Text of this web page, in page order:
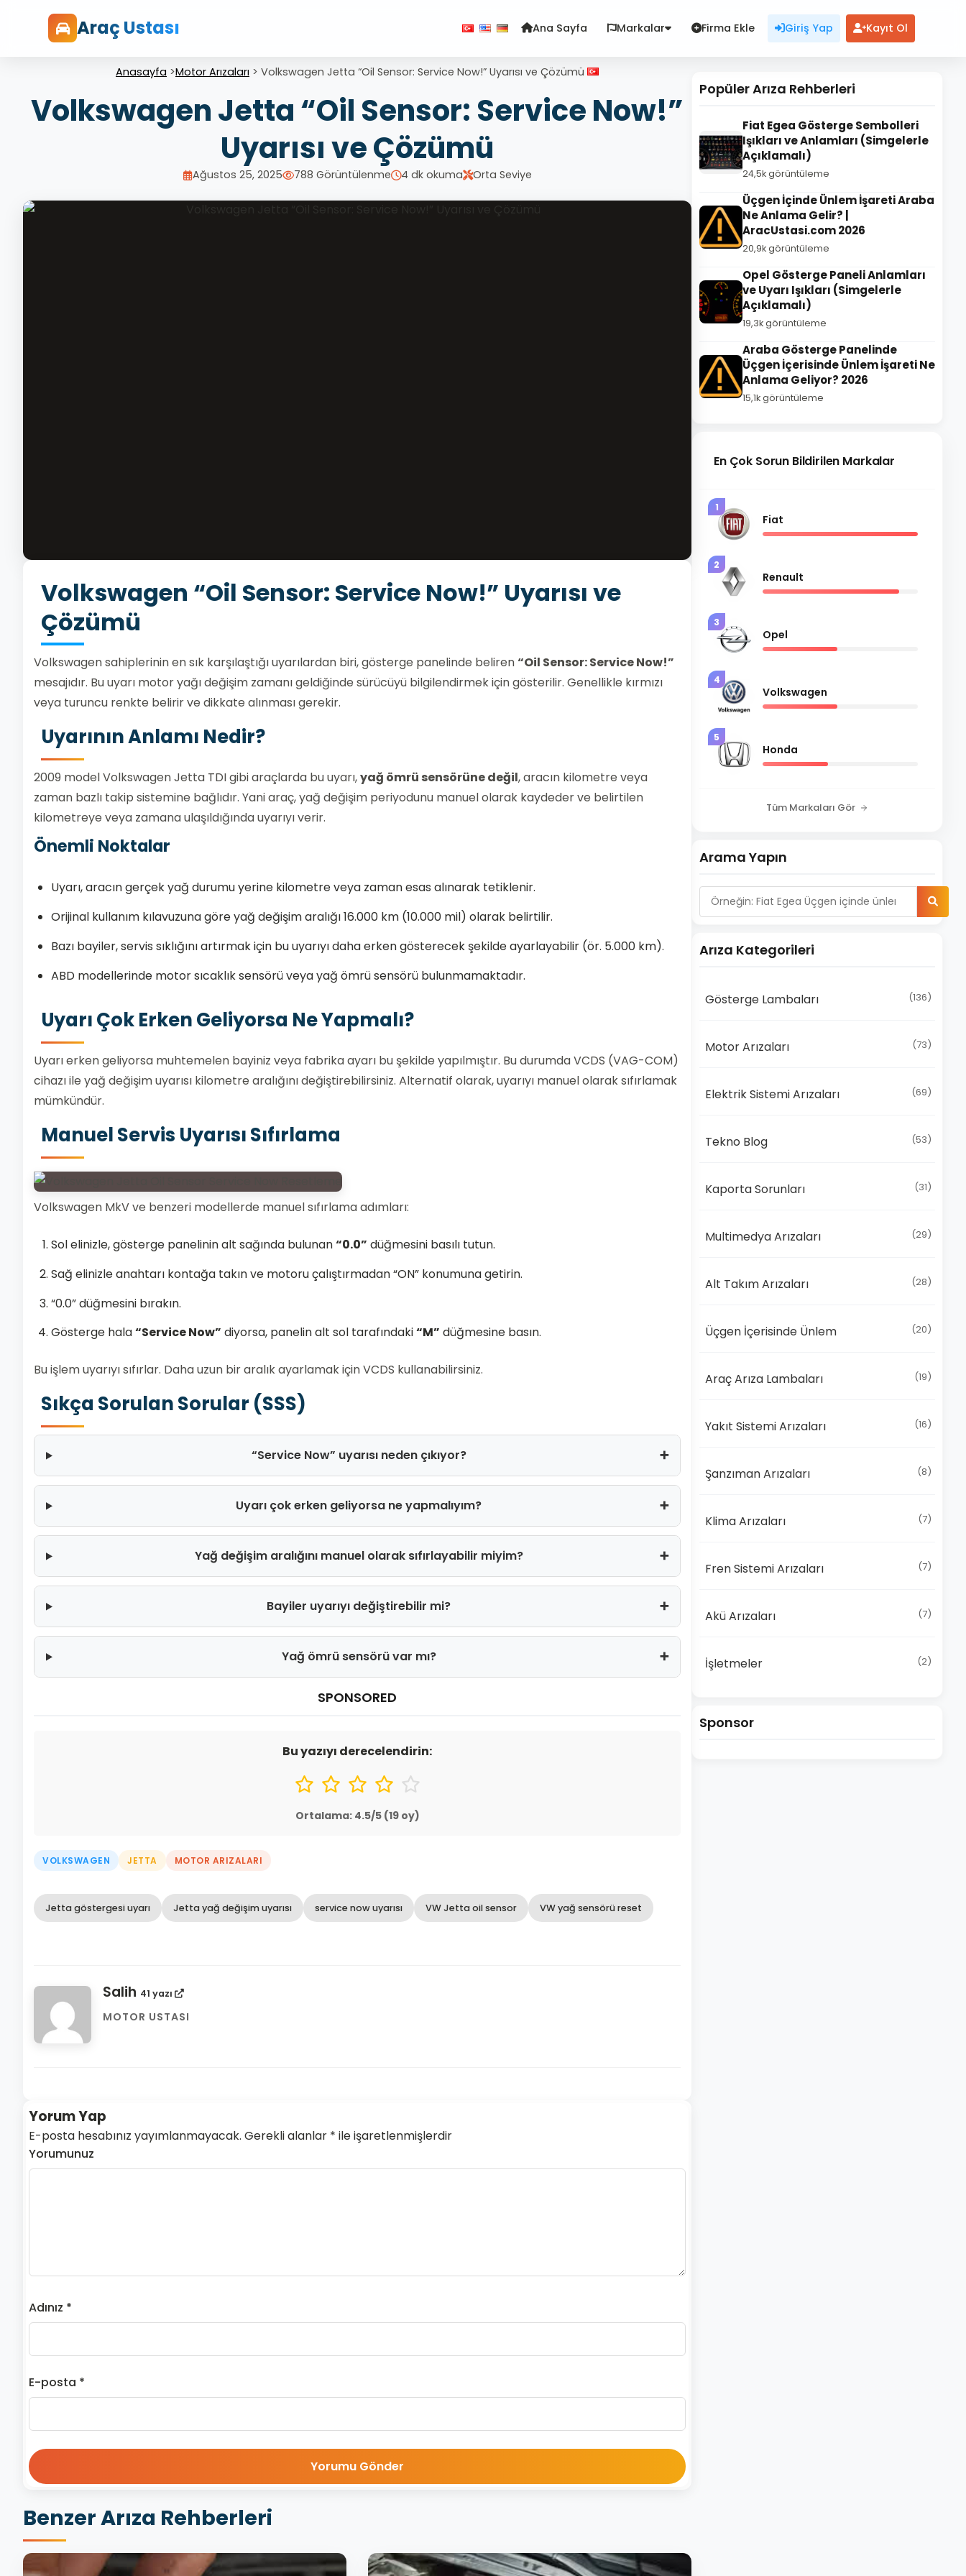
Araç Ustası Ana Sayfa Markalar Firma Ekle Giriş Yap Kayıt Ol
Anasayfa >Motor Arızaları > Volkswagen Jetta “Oil Sensor: Service Now!” Uyarısı ve Çözümü
Volkswagen Jetta “Oil Sensor: Service Now!”
Uyarısı ve Çözümü
Ağustos 25, 2025 788 Görüntülenme 4 dk okuma Orta Seviye
Volkswagen “Oil Sensor: Service Now!” Uyarısı ve
Çözümü
Volkswagen sahiplerinin en sık karşılaştığı uyarılardan biri, gösterge panelinde beliren“Oil Sensor: Service Now!”
mesajıdır. Bu uyarı motor yağı değişim zamanı geldiğinde sürücüyü bilgilendirmek için gösterilir. Genellikle kırmızı
veya turuncu renkte belirir ve dikkate alınması gerekir.
Uyarının Anlamı Nedir?
2009 model Volkswagen Jetta TDI gibi araçlarda bu uyarı,yağ ömrü sensörüne değil, aracın kilometre veya
zaman bazlı takip sistemine bağlıdır. Yani araç, yağ değişim periyodunu manuel olarak kaydeder ve belirtilen
kilometreye veya zamana ulaşıldığında uyarıyı verir.
Önemli Noktalar
Uyarı, aracın gerçek yağ durumu yerine kilometre veya zaman esas alınarak tetiklenir.
Orijinal kullanım kılavuzuna göre yağ değişim aralığı 16.000 km (10.000 mil) olarak belirtilir.
Bazı bayiler, servis sıklığını artırmak için bu uyarıyı daha erken gösterecek şekilde ayarlayabilir (ör. 5.000 km).
ABD modellerinde motor sıcaklık sensörü veya yağ ömrü sensörü bulunmamaktadır.
Uyarı Çok Erken Geliyorsa Ne Yapmalı?
Uyarı erken geliyorsa muhtemelen bayiniz veya fabrika ayarı bu şekilde yapılmıştır. Bu durumda VCDS (VAG-COM)
cihazı ile yağ değişim uyarısı kilometre aralığını değiştirebilirsiniz. Alternatif olarak, uyarıyı manuel olarak sıfırlamak
mümkündür.
Manuel Servis Uyarısı Sıfırlama
Volkswagen MkV ve benzeri modellerde manuel sıfırlama adımları:
Sol elinizle, gösterge panelinin alt sağında bulunan“0.0” düğmesini basılı tutun.
Sağ elinizle anahtarı kontağa takın ve motoru çalıştırmadan “ON” konumuna getirin.
“0.0” düğmesini bırakın.
Gösterge hala“Service Now” diyorsa, panelin alt sol tarafındaki“M” düğmesine basın.
Bu işlem uyarıyı sıfırlar. Daha uzun bir aralık ayarlamak için VCDS kullanabilirsiniz.
Sıkça Sorulan Sorular (SSS)
“Service Now” uyarısı neden çıkıyor?
Uyarı çok erken geliyorsa ne yapmalıyım?
Yağ değişim aralığını manuel olarak sıfırlayabilir miyim?
Bayiler uyarıyı değiştirebilir mi?
Yağ ömrü sensörü var mı?
SPONSORED
Bu yazıyı derecelendirin:
Ortalama: 4.5/5 (19oy)
VOLKSWAGEN JETTA MOTOR ARIZALARI
Jetta göstergesi uyarı Jetta yağ değişim uyarısı service now uyarısı VW Jetta oil sensor VW yağ sensörü reset
Salih 41 yazı
MOTOR USTASI
Yorum Yap
E-posta hesabınız yayımlanmayacak. Gerekli alanlar * ile işaretlenmişlerdir
Yorumunuz
Adınız *
E-posta *
Benzer Arıza Rehberleri
Popüler Arıza Rehberleri
Fiat Egea Gösterge Sembolleri
Işıkları ve Anlamları (Simgelerle
Açıklamalı)
24,5k görüntüleme
Üçgen İçinde Ünlem İşareti Araba
Ne Anlama Gelir? |
AracUstasi.com 2026
20,9k görüntüleme
Opel Gösterge Paneli Anlamları
ve Uyarı Işıkları (Simgelerle
Açıklamalı)
19,3k görüntüleme
Araba Gösterge Panelinde
Üçgen İçerisinde Ünlem İşareti Ne
Anlama Geliyor? 2026
15,1k görüntüleme
En Çok Sorun Bildirilen Markalar
1
Fiat
2
Renault
3
Opel
4
Volkswagen
5
Honda
Tüm Markaları Gör
Arama Yapın
Arıza Kategorileri
Gösterge Lambaları (136)
Motor Arızaları (73)
Elektrik Sistemi Arızaları (69)
Tekno Blog (53)
Kaporta Sorunları (31)
Multimedya Arızaları (29)
Alt Takım Arızaları (28)
Üçgen İçerisinde Ünlem (20)
Araç Arıza Lambaları (19)
Yakıt Sistemi Arızaları (16)
Şanzıman Arızaları (8)
Klima Arızaları (7)
Fren Sistemi Arızaları (7)
Akü Arızaları (7)
İşletmeler (2)
Sponsor